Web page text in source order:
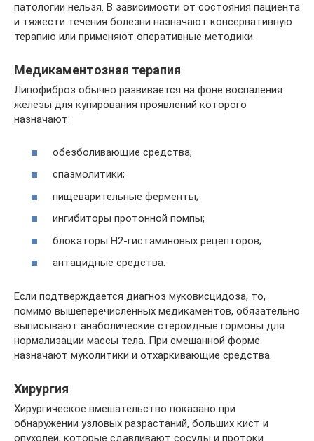
патологии нельзя. В зависимости от состояния пациента
и тяжести течения болезни назначают консервативную
терапию или применяют оперативные методики.
Медикаментозная терапия
Липофиброз обычно развивается на фоне воспаления
железы для купирования проявлений которого
назначают:
обезболивающие средства;
спазмолитики;
пищеварительные ферменты;
ингибиторы протонной помпы;
блокаторы Н2-гистаминовых рецепторов;
антацидные средства.
Если подтверждается диагноз муковисцидоза, то,
помимо вышеперечисленных медикаментов, обязательно
выписывают анаболические стероидные гормоны для
нормализации массы тела. При смешанной форме
назначают муколитики и отхаркивающие средства.
Хирургия
Хирургическое вмешательство показано при
обнаружении узловых разрастаний, больших кист и
опухолей, которые сдавливают сосуды и протоки